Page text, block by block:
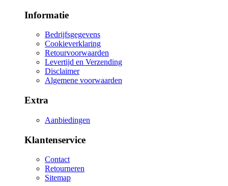
Informatie
Bedrijfsgegevens
Cookieverklaring
Retourvoorwaarden
Levertijd en Verzending
Disclaimer
Algemene voorwaarden
Extra
Aanbiedingen
Klantenservice
Contact
Retourneren
Sitemap